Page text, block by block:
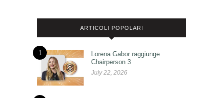
ARTICOLI POPOLARI
1
Lorena Gabor raggiunge
Chairperson 3
July 22, 2026